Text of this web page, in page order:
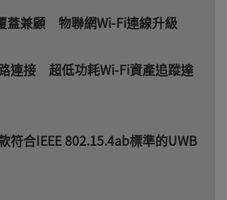
蓋兼顧 物聯網Wi-Fi連線升級
連接 超低功耗Wi-Fi資產追蹤達
符合IEEE 802.15.4ab標準的UWB